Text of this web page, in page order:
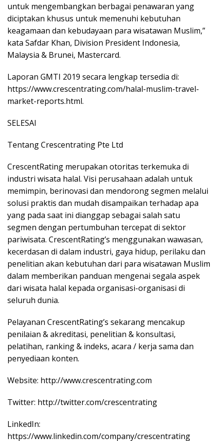
untuk mengembangkan berbagai penawaran yang
diciptakan khusus untuk memenuhi kebutuhan
keagamaan dan kebudayaan para wisatawan Muslim,”
kata Safdar Khan, Division President Indonesia,
Malaysia & Brunei, Mastercard.
Laporan GMTI 2019 secara lengkap tersedia di:
https://www.crescentrating.com/halal-muslim-travel-
market-reports.html.
SELESAI
Tentang Crescentrating Pte Ltd
CrescentRating merupakan otoritas terkemuka di
industri wisata halal. Visi perusahaan adalah untuk
memimpin, berinovasi dan mendorong segmen melalui
solusi praktis dan mudah disampaikan terhadap apa
yang pada saat ini dianggap sebagai salah satu
segmen dengan pertumbuhan tercepat di sektor
pariwisata. CrescentRating’s menggunakan wawasan,
kecerdasan di dalam industri, gaya hidup, perilaku dan
penelitian akan kebutuhan dari para wisatawan Muslim
dalam memberikan panduan mengenai segala aspek
dari wisata halal kepada organisasi-organisasi di
seluruh dunia.
Pelayanan CrescentRating’s sekarang mencakup
penilaian & akreditasi, penelitian & konsultasi,
pelatihan, ranking & indeks, acara / kerja sama dan
penyediaan konten.
Website: http://www.crescentrating.com
Twitter: http://twitter.com/crescentrating
LinkedIn:
https://www.linkedin.com/company/crescentrating